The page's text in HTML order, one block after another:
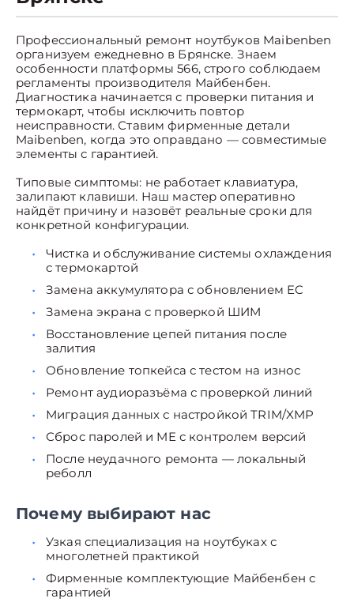
Профессиональный ремонт ноутбуков Maibenben
организуем ежедневно в Брянске. Знаем
особенности платформы 566, строго соблюдаем
регламенты производителя Майбенбен.
Диагностика начинается с проверки питания и
термокарт, чтобы исключить повтор
неисправности. Ставим фирменные детали
Maibenben, когда это оправдано — совместимые
элементы с гарантией.
Типовые симптомы: не работает клавиатура,
залипают клавиши. Наш мастер оперативно
найдёт причину и назовёт реальные сроки для
конкретной конфигурации.
Чистка и обслуживание системы охлаждения
с термокартой
Замена аккумулятора с обновлением EC
Замена экрана с проверкой ШИМ
Восстановление цепей питания после
залития
Обновление топкейса с тестом на износ
Ремонт аудиоразъёма с проверкой линий
Миграция данных с настройкой TRIM/XMP
Сброс паролей и ME с контролем версий
После неудачного ремонта — локальный
реболл
Почему выбирают нас
Узкая специализация на ноутбуках с
многолетней практикой
Фирменные комплектующие Майбенбен с
гарантией